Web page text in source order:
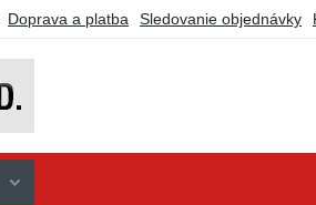
Doprava a platba Sledovanie objednávky